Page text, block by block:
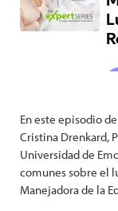
En este episodio
Cristina Drenkard,
Universidad de
comunes sobre el
Manejadora de la